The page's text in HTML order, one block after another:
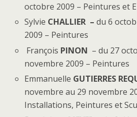
octobre 2009 – Peintures et
Sylvie CHALLIER – du 6
2009 – Peintures
François PINON – du 27
novembre 2009 – Peintures
Emmanuelle GUTIERRES
novembre au 29 novembre
Installations, Peintures et